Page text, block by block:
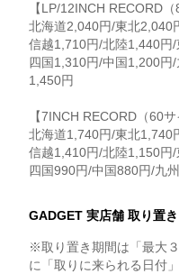
【LP/12INCH RECORD（
北海道2,040円/東北2,040
信越1,710円/北陸1,440円
四国1,310円/中国1,200円
1,450円
【7INCH RECORD（60サ
北海道1,740円/東北1,740
信越1,410円/北陸1,150円
四国990円/中国880円/九
GADGET 実店舗 取り置き
※取り置き期間は「最大
に「取りに来られる日付